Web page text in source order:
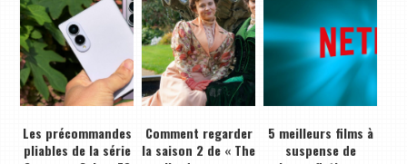
Les précommandes
pliables de la série
Comment regarder
la saison 2 de « The
5 meilleurs films à
suspense de